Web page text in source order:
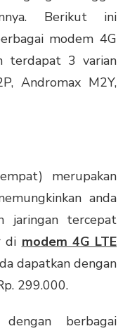
Berikut ini
modem 4G
terdapat 3 varian
Andromax M2Y,
merupakan
anda
jaringan tercepat
di modem 4G LTE
dapatkan dengan
299.000.
berbagai